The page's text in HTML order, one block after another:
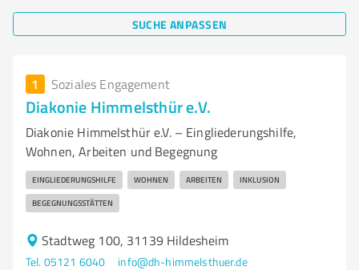
SUCHE ANPASSEN
1 Soziales Engagement
Diakonie Himmelsthür e.V.
Diakonie Himmelsthür e.V. – Eingliederungshilfe,
Wohnen, Arbeiten und Begegnung
EINGLIEDERUNGSHILFE WOHNEN ARBEITEN INKLUSION
BEGEGNUNGSSTÄTTEN
Stadtweg 100, 31139 Hildesheim
Tel. 05121 6040
info@dh-himmelsthuer.de